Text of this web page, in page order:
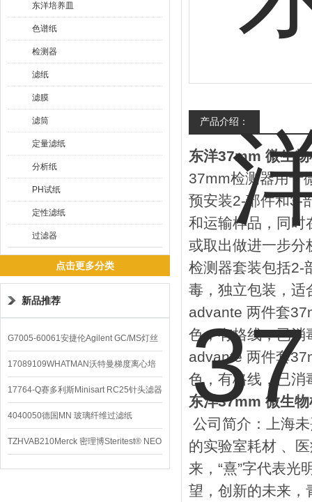
东洋培养皿
色谱纸
检测器
滤纸
滤膜
滤筒
定量滤纸
分析纸
PH试纸
定性滤纸
过滤器
点击更多分类
新品推荐
G7005-60061安捷伦Agilent GC/MS灯丝
配件
17089109WHATMAN沃特曼梯度离心培
养基
17764-Q赛多利斯Minisart RC25针头滤器
4040050德国MN 玻璃纤维过滤纸
TZHVAB210Merck 密理博Steritest® NEO
设备
产品介绍：
东洋37mm 微生
37mm检测器用于
预安装2-部件和3-
和运输样品，同时
或取出做进一步分
检测器套装包括2-
毒，独立包装，适
advante 两件套
色，有格线，已消
advante 两件套
色，有格线，已消
东洋37mm 微生
公司简介：上海
的实验室耗材 、
来，“熹”字代表光
望，创新的未来，